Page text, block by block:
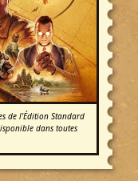
de l'Édition Standard
dans toutes